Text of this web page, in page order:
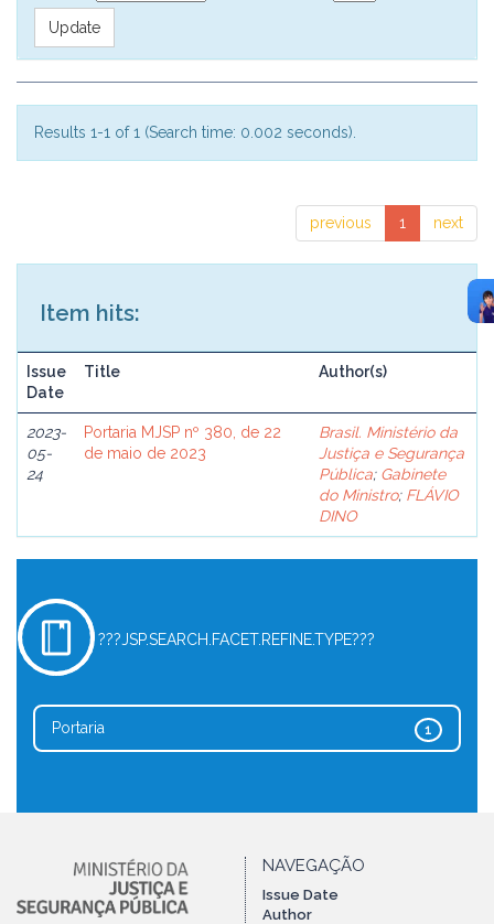
Results 1-1 of 1 (Search time: 0.002 seconds).
previous 1 next
Item hits:
Issue
Date
Title Author(s)
2023-
05-
24
Portaria MJSP nº 380, de 22
de maio de 2023
Brasil. Ministério da
Justiça e Segurança
Pública; Gabinete
do Ministro; FLÁVIO
DINO
???JSP.SEARCH.FACET.REFINE.TYPE???
1
Portaria
NAVEGAÇÃO
Issue Date
Author